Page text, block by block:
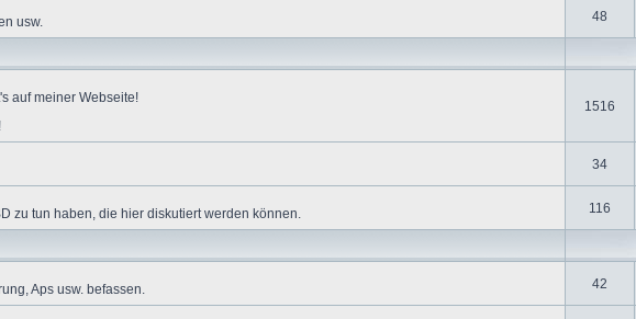
usw. 48
auf meiner Webseite!
1516
34
zu tun haben, die hier diskutiert werden können. 116
Aps usw. befassen. 42